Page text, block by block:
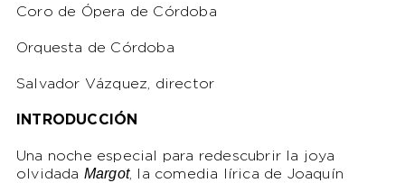
Coro de Ópera de Córdoba
Orquesta de Córdoba
Salvador Vázquez, director
INTRODUCCIÓN
Una noche especial para redescubrir la joya
olvidada Margot, la comedia lírica de Joaquín